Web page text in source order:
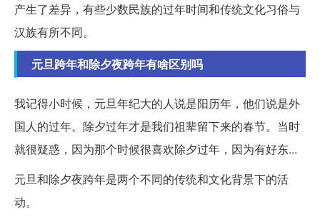
产生了差异，有些少数民族的过年时间和传统文化习俗与
汉族有所不同。
元旦跨年和除夕夜跨年有啥区别吗
我记得小时候，元旦年纪大的人说是阳历年，他们说是外
国人的过年。除夕过年才是我们祖辈留下来的春节。当时
就很疑惑，因为那个时候很喜欢除夕过年，因为有好东...
元旦和除夕夜跨年是两个不同的传统和文化背景下的活
动。